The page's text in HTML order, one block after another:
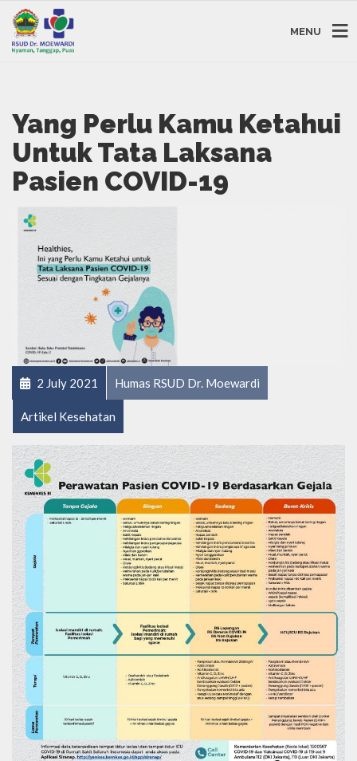
MENU
Yang Perlu Kamu Ketahui
Untuk Tata Laksana
Pasien COVID-19
2 July 2021 Humas RSUD Dr. Moewardi
Artikel Kesehatan